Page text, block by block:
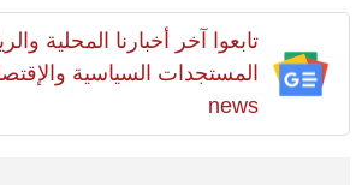
تابعوا آخر أخبارنا المحلية
news